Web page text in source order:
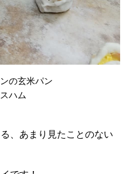
の玄米パン
ハム
、あまり見たことのない